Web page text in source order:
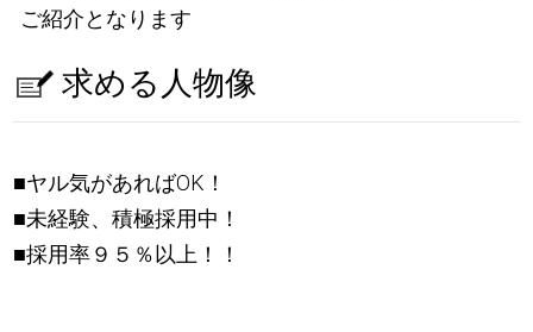
ご紹介となります
求める人物像
■ヤル気があればOK！
■未経験、積極採用中！
■採用率９５％以上！！